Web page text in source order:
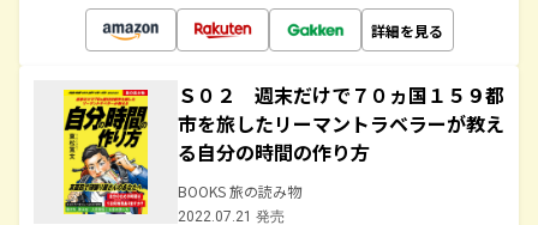
詳細を見る
Ｓ０２ 週末だけで７０ヵ国１５９都
市を旅したリーマントラベラーが教え
る自分の時間の作り方
BOOKS 旅の読み物
2022.07.21 発売